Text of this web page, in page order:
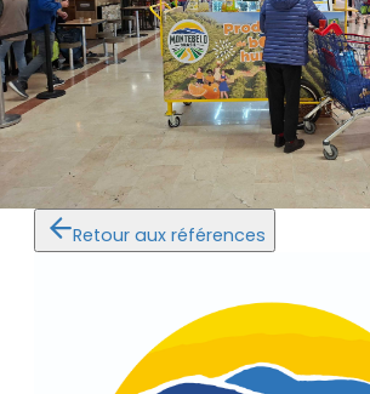
Mariages
Blog
FAQ
A propos
Contactez-nous !
Retour aux références